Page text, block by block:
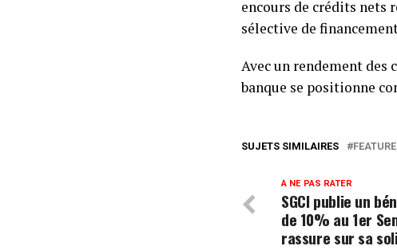
encours de crédits nets
sélective de
Avec un rendement des
banque se positionne
SUJETS SIMILAIRES
A NE PAS RATER
SGCI publie un
de 10% au 1er
rassure sur sa